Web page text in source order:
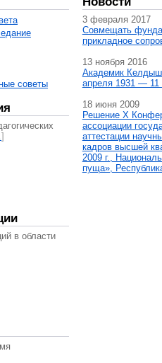
советы
]
в области
3 февраля 2017
Совмещать
прикладное
13 ноября 2016
Академик
апреля 1931 — 11
18 июня 2009
Решение X
ассоциации
аттестации
кадров высшей
2009 г.,
пуща»,